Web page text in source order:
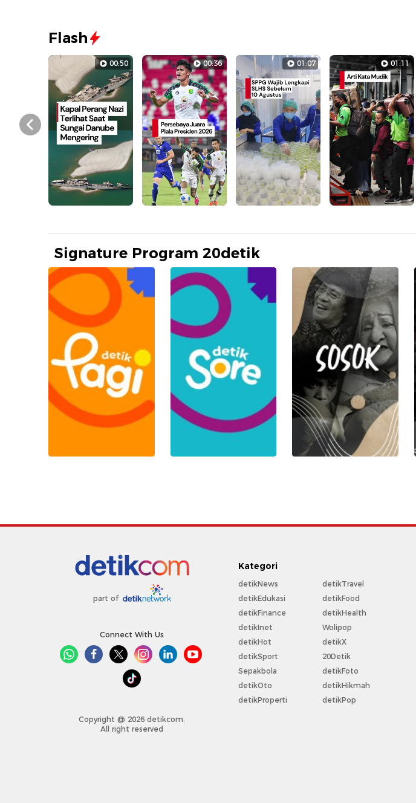
Flash
00:50 00:36 01:07 01:11
Prev
Signature Program 20detik
part of
Connect With Us
Copyright @ 2026 detikcom.
All right reserved
Kategori
detikNews
detikEdukasi
detikFinance
detikInet
detikHot
detikSport
Sepakbola
detikOto
detikProperti
detikTravel
detikFood
detikHealth
Wolipop
detikX
20Detik
detikFoto
detikHikmah
detikPop